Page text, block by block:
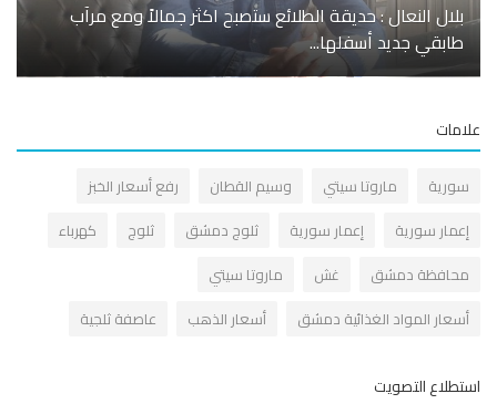
بلال النعال : حديقة الطلائع ستصبح اكثر جمالاً ومع مرآب
طابقي جديد أسفلها...
ماروتا سيتي وسيم القطان
رفع أسعار الخبز
سورية
إعمار سورية ثلوج دمشق ثلوج
كهرباء
دمشق
غش
ماروتا سيتي
المواد الغذائية دمشق
أسعار الذهب عاصفة ثلجية
التصويت